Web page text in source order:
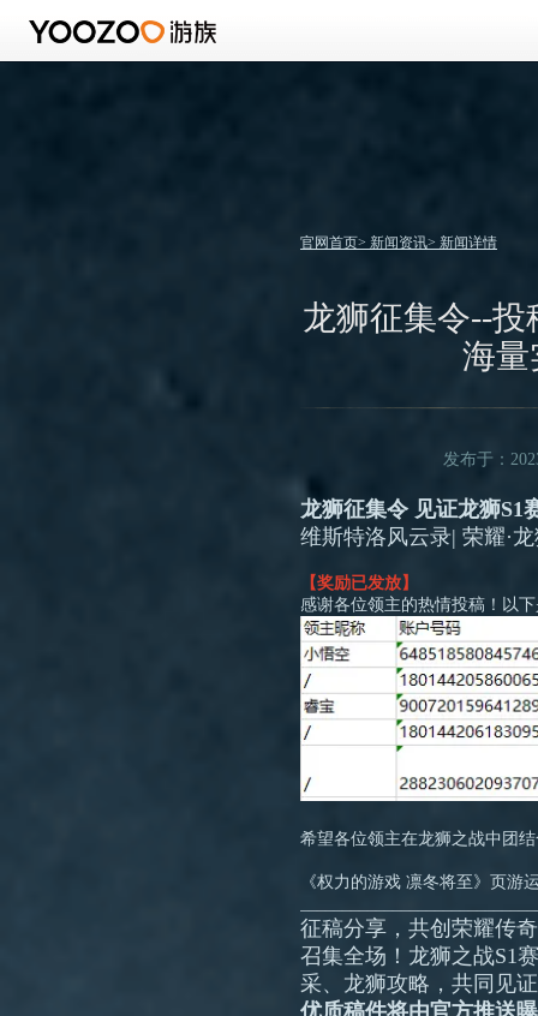
官网首页> 新闻资讯> 新闻详情
龙狮征集令--
海量
发布于：
龙狮征集令 见证龙狮S1
维斯特洛风云录| 荣耀·
【奖励已发放】
感谢各位领主的热情投稿！以
希望各位领主在龙狮之战中团
《权力的游戏 凛冬将至》页游
征稿分享，共创荣耀传
召集全场！龙狮之战S1
采、龙狮攻略，共同见